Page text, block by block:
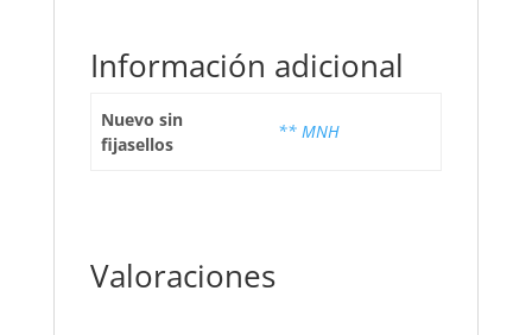
Información adicional
Nuevo sin
fijasellos
** MNH
Valoraciones